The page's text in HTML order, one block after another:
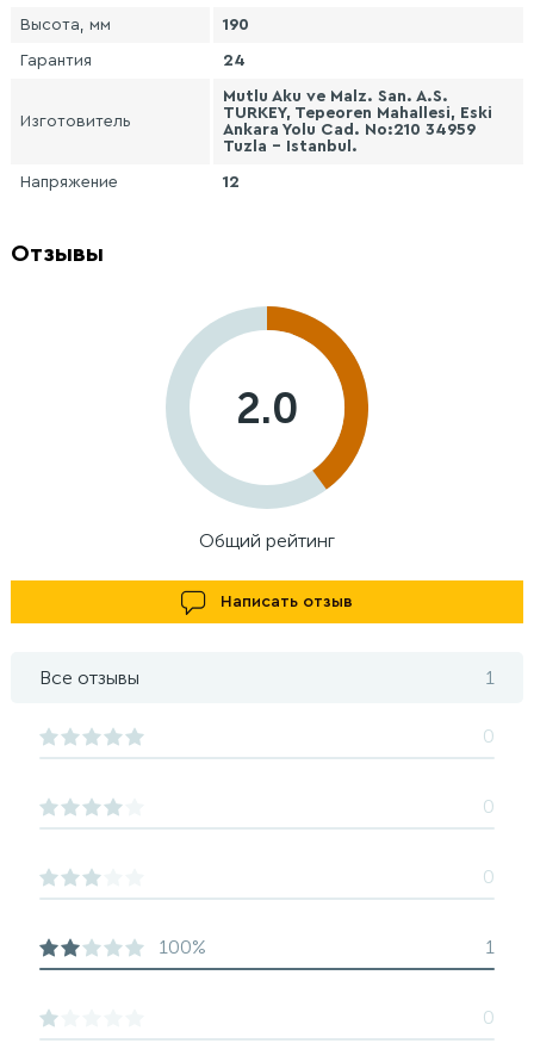
Высота, мм 190
Гарантия 24
Изготовитель
Mutlu Aku ve Malz. San. A.S.
TURKEY, Tepeoren Mahallesi, Eski
Ankara Yolu Cad. No:210 34959
Tuzla - Istanbul.
Напряжение 12
Отзывы
2.0
Общий рейтинг
Написать отзыв
Все отзывы 1
0
0
0
100% 1
0